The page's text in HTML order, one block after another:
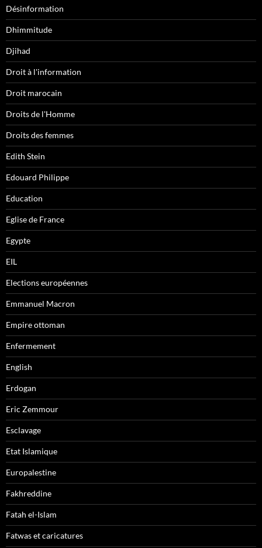
Désinformation
Dhimmitude
Djihad
Droit à l'information
Droit marocain
Droits de l'Homme
Droits des femmes
Edith Stein
Edouard Philippe
Education
Eglise de France
Egypte
EIL
Elections européennes
Emmanuel Macron
Empire ottoman
Enfermement
English
Erdogan
Eric Zemmour
Esclavage
Etat Islamique
Europalestine
Fakhreddine
Fatah el-Islam
Fatwas et caricatures